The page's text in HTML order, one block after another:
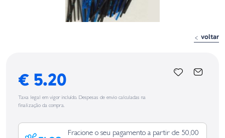
voltar
€ 5.20
Taxa legal em vigor incluído. Despesas de envio calculadas na
finalização da compra.
Fracione o seu pagamento a partir de 50,00